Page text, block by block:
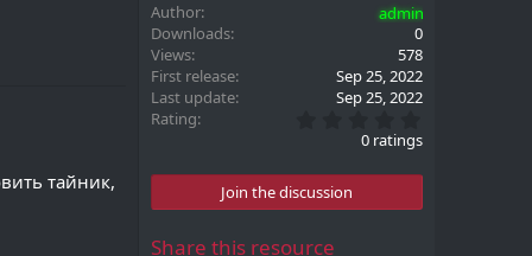
тайник,
Author
admin
Downloads
0
Views
578
First release
Sep 25, 2022
Last update
Sep 25, 2022
Rating
.
0
t
0 ratings
Join the discussion
Share this resource